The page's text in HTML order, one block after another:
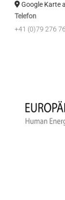
Google Karte
Telefon
+41 (0)79 276